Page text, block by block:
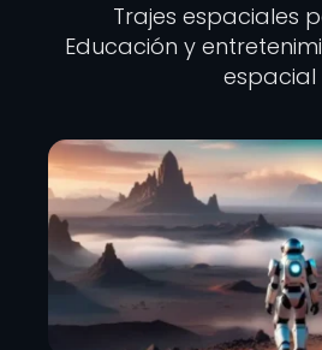
Trajes espaciales
Educación y
espacial